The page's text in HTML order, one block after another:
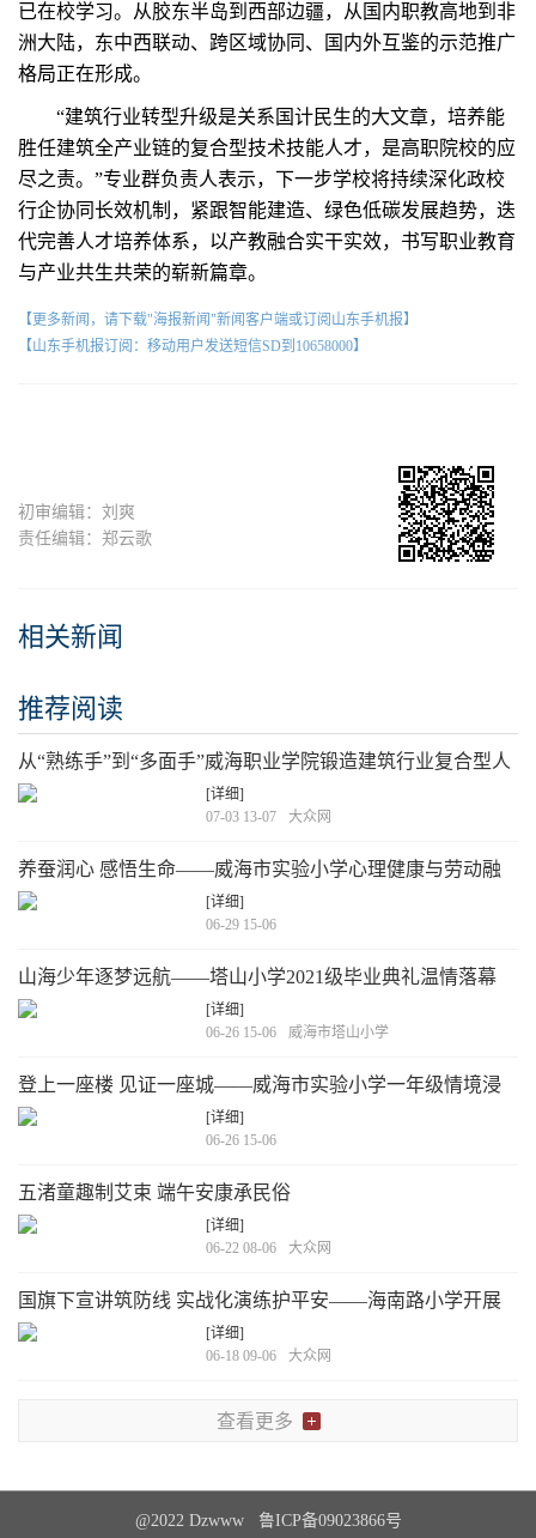
已在校学习。从胶东半岛到西部边疆，从国内职教高地到非
洲大陆，东中西联动、跨区域协同、国内外互鉴的示范推广
格局正在形成。
“建筑行业转型升级是关系国计民生的大文章，培养能
胜任建筑全产业链的复合型技术技能人才，是高职院校的应
尽之责。”专业群负责人表示，下一步学校将持续深化政校
行企协同长效机制，紧跟智能建造、绿色低碳发展趋势，迭
代完善人才培养体系，以产教融合实干实效，书写职业教育
与产业共生共荣的崭新篇章。
【更多新闻，请下载"海报新闻"新闻客户端或订阅山东手机报】
【山东手机报订阅：移动用户发送短信SD到10658000】
初审编辑：刘爽
责任编辑：郑云歌
相关新闻
推荐阅读
从“熟练手”到“多面手”威海职业学院锻造建筑行业复合型人
才高地
[详细]
07-03 13-07
大众网
养蚕润心 感悟生命——威海市实验小学心理健康与劳动融
合活动
[详细]
06-29 15-06
山海少年逐梦远航——塔山小学2021级毕业典礼温情落幕
[详细]
06-26 15-06
威海市塔山小学
登上一座楼 见证一座城——威海市实验小学一年级情境浸
润式乐考
[详细]
06-26 15-06
五渚童趣制艾束 端午安康承民俗
[详细]
06-22 08-06
大众网
国旗下宣讲筑防线 实战化演练护平安——海南路小学开展
安全生产月暨端午安全宣讲与消防演练活动
[详细]
06-18 09-06
大众网
查看更多
@2022 Dzwww 鲁ICP备09023866号